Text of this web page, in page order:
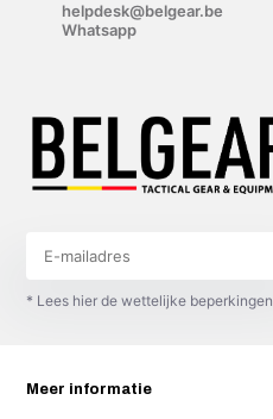
helpdesk@belgear.be
Whatsapp
* Lees hier de wettelijke beperkingen
Meer informatie